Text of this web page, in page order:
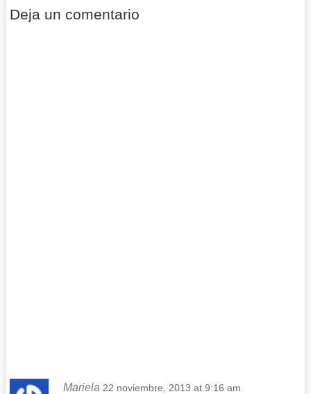
Deja un comentario
Mariela 22 noviembre, 2013 at 9:16 am